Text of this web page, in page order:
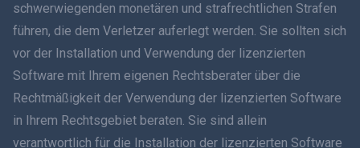
עברית
Română
Ελληνικά
Tiếng Việt
schwerwiegenden monetären und strafrechtlichen Strafen
führen, die dem Verletzer auferlegt werden. Sie sollten sich
vor der Installation und Verwendung der lizenzierten
Software mit Ihrem eigenen Rechtsberater über die
Rechtmäßigkeit der Verwendung der lizenzierten Software
in Ihrem Rechtsgebiet beraten. Sie sind allein
verantwortlich für die Installation der lizenzierten Software